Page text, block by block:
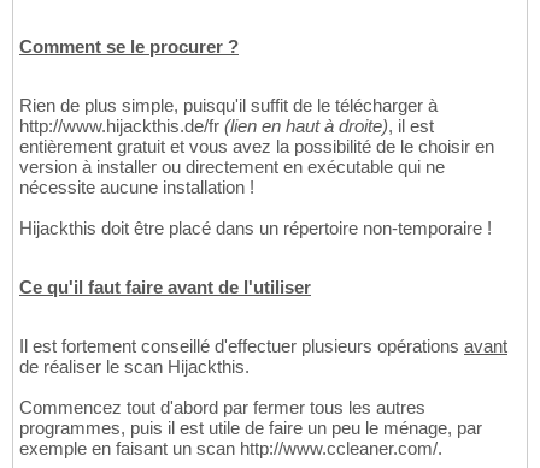
Comment se le procurer ?
Rien de plus simple, puisqu'il suffit de le télécharger à
http://www.hijackthis.de/fr (lien en haut à droite), il est
entièrement gratuit et vous avez la possibilité de le choisir en
version à installer ou directement en exécutable qui ne
nécessite aucune installation !
Hijackthis doit être placé dans un répertoire non-temporaire !
Ce qu'il faut faire avant de l'utiliser
Il est fortement conseillé d'effectuer plusieurs opérations avant
de réaliser le scan Hijackthis.
Commencez tout d'abord par fermer tous les autres
programmes, puis il est utile de faire un peu le ménage, par
exemple en faisant un scan http://www.ccleaner.com/.